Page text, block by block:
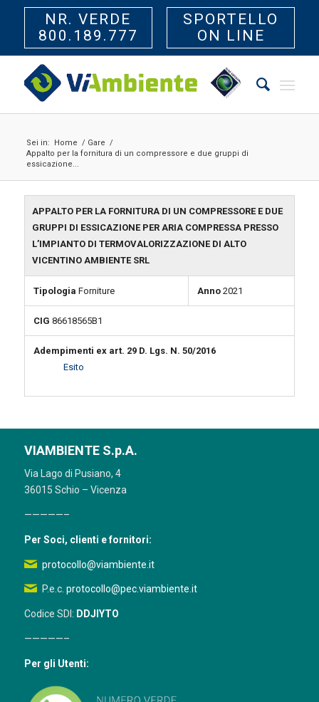
NR. VERDE
800.189.777
SPORTELLO
ON LINE
Sei in: Home / Gare /
Appalto per la fornitura di un compressore e due gruppi di
essicazione...
APPALTO PER LA FORNITURA DI UN COMPRESSORE E DUE
GRUPPI DI ESSICAZIONE PER ARIA COMPRESSA PRESSO
L’IMPIANTO DI TERMOVALORIZZAZIONE DI ALTO
VICENTINO AMBIENTE SRL
Tipologia Forniture Anno2021
CIG 86618565B1
Adempimenti ex art. 29 D. Lgs. N. 50/2016
Esito
VIAMBIENTE S.p.A.
Via Lago di Pusiano, 4
36015 Schio – Vicenza
—————–
Per Soci, clienti e fornitori:
protocollo@viambiente.it
P.e.c. protocollo@pec.viambiente.it
Codice SDI: DDJIYTO
—————–
Per gli Utenti: